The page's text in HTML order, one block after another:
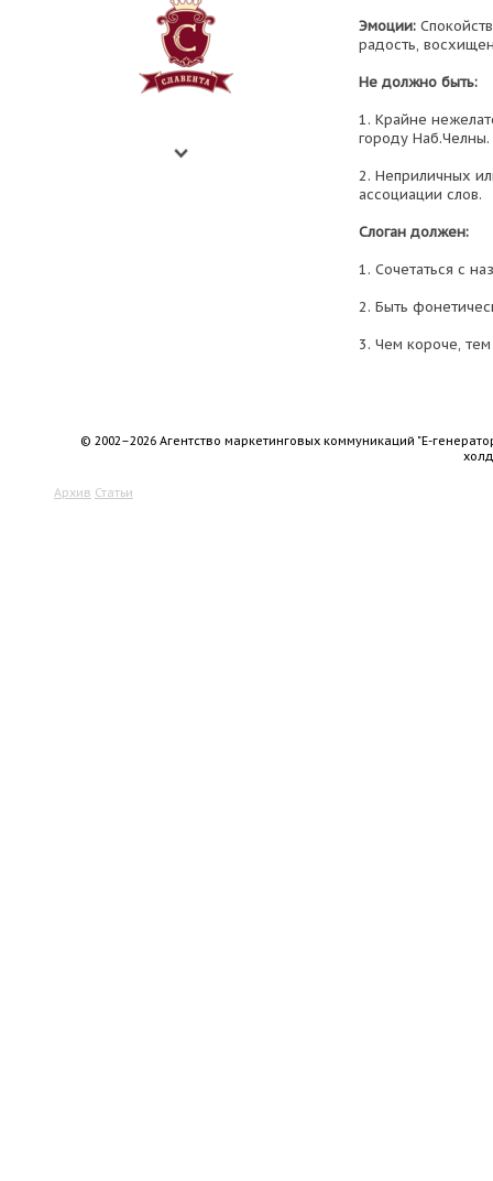
Эмоции:
радость,
Не должно быть:
1. Крайне
городу Наб.Челны.
2. Неприличных
ассоциации слов.
Слоган должен:
1. Сочетаться с
2. Быть
3. Чем короче,
© 2002–2026 Агентство маркетинговых коммуникаций "Е-
Архив Статьи